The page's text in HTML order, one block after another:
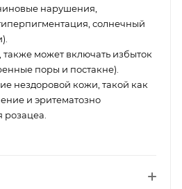
нарушения,
солнечный
также может включать избыток
поры и постакне).
нездоровой кожи, такой как
и эритематозно
розацеа.